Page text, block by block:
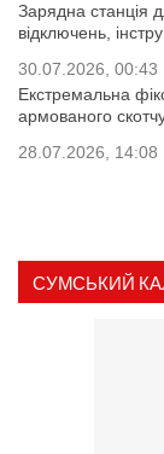
Зарядна станція
відключень,
30.07.2026, 00:43
Екстремальна
армованого
28.07.2026, 14:08
СУМСЬКИЙ